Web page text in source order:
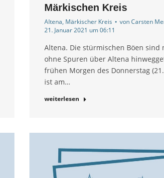
Märkischen Kreis
Altena, Märkischer Kreis vonCarsten
21. Januar 2021 um 06:11
Altena. Die stürmischen Böen sind
ohne Spuren über Altena
frühen Morgen des Donnerstag
ist am…
weiterlesen